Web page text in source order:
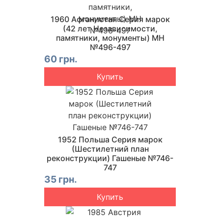
1960 Афганистан Серия марок
(42 лет Независимости,
памятники, монументы) MH
№496-497
60 грн.
Купить
1952 Польша Серия марок
(Шестилетний план
реконструкции) Гашеные №746-
747
35 грн.
Купить